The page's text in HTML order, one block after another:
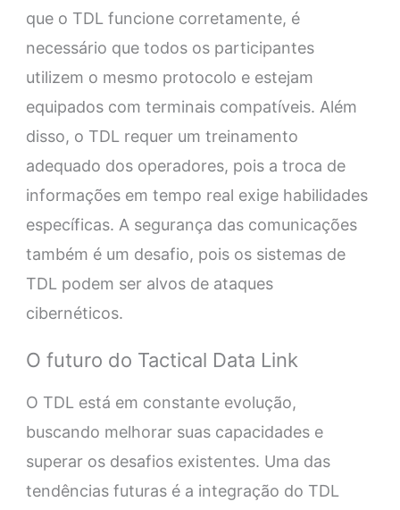
que o TDL funcione corretamente, é
necessário que todos os participantes
utilizem o mesmo protocolo e estejam
equipados com terminais compatíveis. Além
disso, o TDL requer um treinamento
adequado dos operadores, pois a troca de
informações em tempo real exige habilidades
específicas. A segurança das comunicações
também é um desafio, pois os sistemas de
TDL podem ser alvos de ataques
cibernéticos.
O futuro do Tactical Data Link
O TDL está em constante evolução,
buscando melhorar suas capacidades e
superar os desafios existentes. Uma das
tendências futuras é a integração do TDL